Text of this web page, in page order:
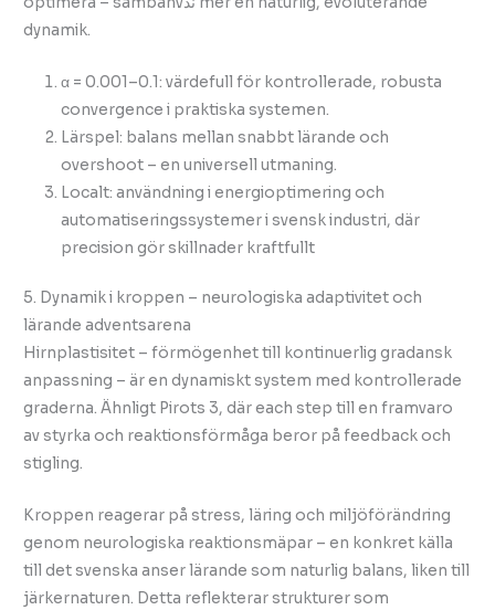
dynamik.
α = 0.001–0.1: värdefull för kontrollerade, robusta
convergence i praktiska systemen.
Lärspel: balans mellan snabbt lärande och
overshoot – en universell utmaning.
Localt: användning i energioptimering och
automatiseringssystemer i svensk industri, där
precision gör skillnader kraftfullt
5. Dynamik i kroppen – neurologiska adaptivitet och
lärande adventsarena
Hirnplastisitet – förmögenhet till kontinuerlig gradansk
anpassning – är en dynamiskt system med kontrollerade
graderna. Ähnligt Pirots 3, där each step till en framvaro
av styrka och reaktionsförmåga beror på feedback och
stigling.
Kroppen reagerar på stress, läring och miljöförändring
genom neurologiska reaktionsmäpar – en konkret källa
till det svenska anser lärande som naturlig balans, liken till
järkernaturen. Detta reflekterar strukturer som